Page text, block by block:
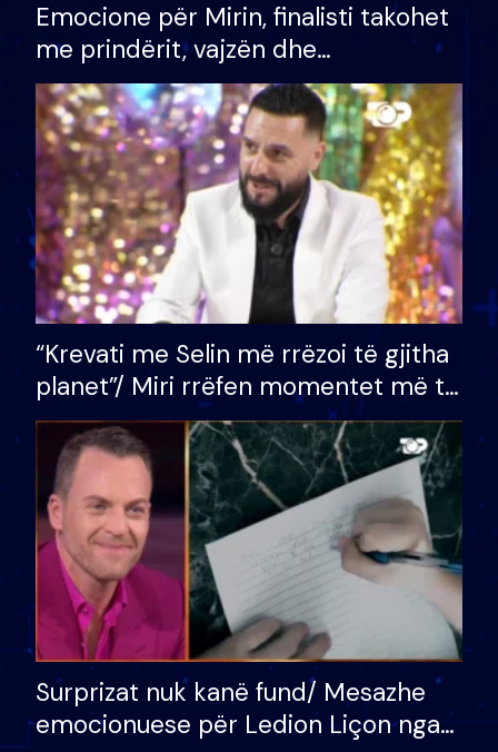
Emocione për Mirin, finalisti takohet
me prindërit, vajzën dhe
bashkëshorten: S’kemi ndonjë letër
divorci apo jo?
“Krevati me Selin më rrëzoi të gjitha
planet”/ Miri rrëfen momentet më të
bukura në shtëpinë e BB VIP: Do më
mungojë zilja e mëngjesit kur…
Surprizat nuk kanë fund/ Mesazhe
emocionuese për Ledion Liçon nga